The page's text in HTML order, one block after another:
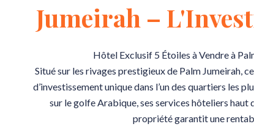
Jumeirah –
Hôtel Exclusif 5 Étoiles à Vendre à
Situé sur les rivages prestigieux de Palm Jumeirah,
d’investissement unique dans l’un des quartiers les
sur le golfe Arabique, ses services hôteliers
propriété garantit une